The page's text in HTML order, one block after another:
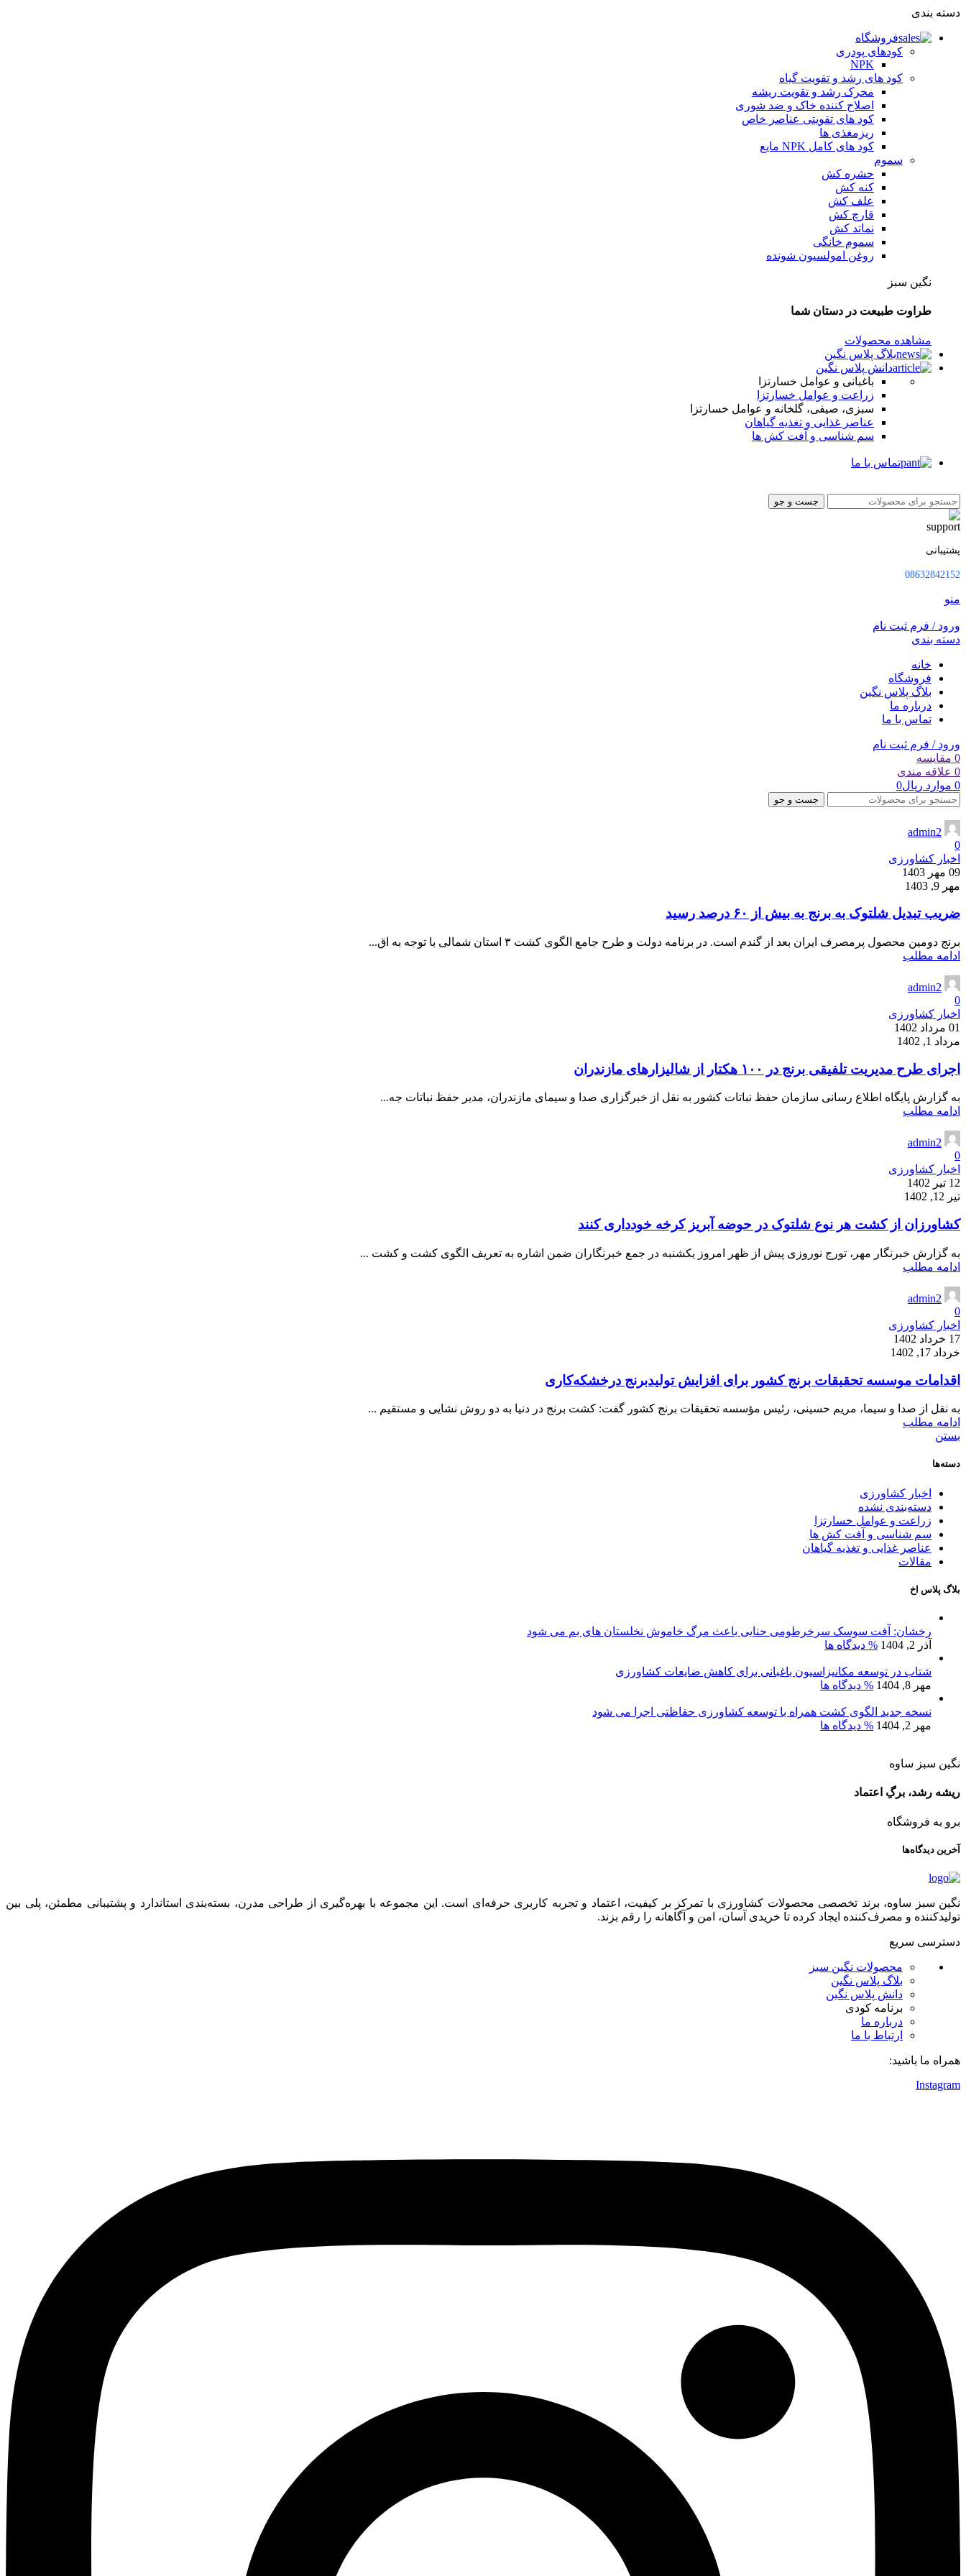
دسته بندی
فروشگاه
کودهای پودری
NPK
کود های رشد و تقویت گیاه
محرک رشد و تقویت ریشه
اصلاح کننده خاک و ضد شوری
کود های تقویتی عناصر خاص
ریزمغذی ها
کود های کامل NPK مایع
سموم
حشره کش
کنه کش
علف کش
قارچ کش
نماتد کش
سموم خانگی
روغن امولسیون شونده
نگین سبز
طراوت طبیعت در دستان شما
مشاهده محصولات
بلاگ پلاس نگین
دانش پلاس نگین
باغبانی و عوامل خسارتزا
زراعت و عوامل خسارتزا
سبزی، صیفی، گلخانه و عوامل خسارتزا
عناصر غذایی و تغذیه گیاهان
سم شناسی و آفت کش ها
تماس با ما
جست و جو
پشتیبانی
08632842152
منو
ورود / فرم ثبت نام
دسته بندی
خانه
فروشگاه
بلاگ پلاس نگین
درباره ما
تماس با ما
ورود / فرم ثبت نام
0 مقایسه
0 علاقه مندی
0 موارد ریال0
جست و جو
admin2
0
اخبار کشاورزی
09 مهر 1403
مهر 9, 1403
ضریب تبدیل شلتوک به برنج به بیش از ۶۰ درصد رسید
برنج دومین محصول پرمصرف ایران بعد از گندم است. در برنامه دولت و طرح جامع الگوی کشت ۳ استان شمالی با توجه به اق...
ادامه مطلب
admin2
0
اخبار کشاورزی
01 مرداد 1402
مرداد 1, 1402
اجرای طرح مدیریت تلفیقی برنج در ۱۰۰ هكتار از شالیزار‌های مازندران
به گزارش پايگاه اطلاع رسانی سازمان حفظ نباتات کشور به نقل از خبرگزاری صدا و سيمای مازندران، مدير حفظ نباتات جه...
ادامه مطلب
admin2
0
اخبار کشاورزی
12 تیر 1402
تیر 12, 1402
کشاورزان از کشت هر نوع شلتوک در حوضه آبریز کرخه خودداری کنند
به گزارش خبرنگار مهر، تورج نوروزی پیش از ظهر امروز یکشنبه در جمع خبرنگاران ضمن اشاره به تعریف الگوی کشت و کشت ...
ادامه مطلب
admin2
0
اخبار کشاورزی
17 خرداد 1402
خرداد 17, 1402
اقدامات موسسه تحقیقات برنج کشور برای افزایش تولیدبرنج درخشکه‌کاری
به نقل از صدا و سیما، مریم حسینی، رئیس مؤسسه تحقیقات برنج کشور گفت: کشت برنج در دنیا به دو روش نشایی و مستقیم ...
ادامه مطلب
بستن
دسته‌ها
اخبار کشاورزی
دسته‌بندی نشده
زراعت و عوامل خسارتزا
سم شناسی و آفت کش ها
عناصر غذایی و تغذیه گیاهان
مقالات
بلاگ پلاس اخ
رخشان: آفت سوسک سرخرطومی حنایی باعث مرگ خاموش نخلستان های بم می شود
آذر 2, 1404
% دیدگاه ها
شتاب در توسعه مکانیزاسیون باغبانی برای کاهش ضایعات کشاورزی
مهر 8, 1404
% دیدگاه ها
نسخه جدید الگوی کشت همراه با توسعه کشاورزی حفاظتی اجرا می شود
مهر 2, 1404
% دیدگاه ها
نگین سبز ساوه
ریشه رشد، برگِ اعتماد
برو به فروشگاه
آخرین دیدگاه‌ها
نگین سبز ساوه، برند تخصصی محصولات کشاورزی با تمرکز بر کیفیت، اعتماد و تجربه کاربری حرفه‌ای است. این مجموعه با بهره‌گیری از طراحی مدرن، بسته‌بندی استاندارد و پشتیبانی مطمئن، پلی بین
تولیدکننده و مصرف‌کننده ایجاد کرده تا خریدی آسان، امن و آگاهانه را رقم بزند.
دسترسی سریع
محصولات نگین سبز
بلاگ پلاس نگین
دانش پلاس نگین
برنامه کودی
درباره ما
ارتباط با ما
همراه ما باشید:
Instagram